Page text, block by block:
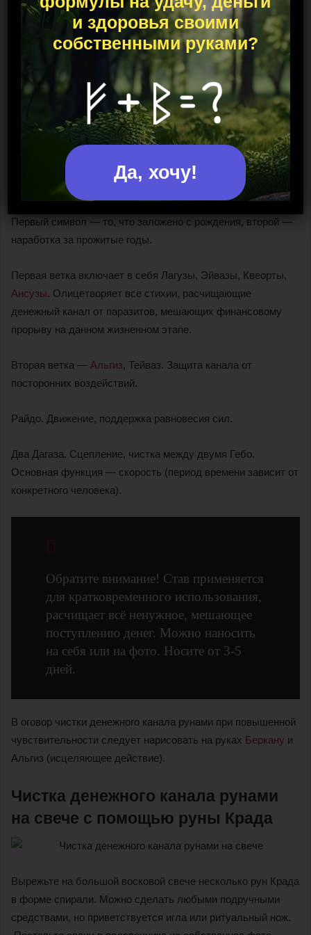
Став для расчистки денежного
Основная функция — восстановление правильного
энергообмена. Схема с подробной трактовкой приведена
Основа указанного става — две руны
. Отвечают за
воздушную стихию, правильный энергообмен с космосом.
Первый символ — то, что заложено с рождения, второй —
наработка за прожитые годы.
Первая ветка включает в себя Лагузы, Эйвазы, Квеорты,
Ансузы. Олицетворяет все стихии, расчищающие
денежный канал от паразитов, мешающих финансовому
прорыву на данном жизненном этапе.
Вторая ветка — Альгиз, Тейваз. Защита канала от
посторонних воздействий.
Райдо. Движение, поддержка равновесия сил.
Два Дагаза. Сцепление, чистка между двумя Гебо.
Основная функция — скорость (период времени зависит от
конкретного человека).
Обратите внимание! Став применяется
для кратковременного использования,
расчищает всё ненужное, мешающее
поступлению денег. Можно наносить
на себя или на фото. Носите от 3-5
дней.
В оговор чистки денежного канала рунами при повышенной
чувствительности следует нарисовать на руках Беркану и
Альгиз (исцеляющее действие).
Чистка денежного канала рунами
на свече с помощью руны Крада
Вырежьте на большой восковой свече несколько рун Крада
в форме спирали. Можно сделать любыми подручными
средствами, но приветствуется игла или ритуальный нож.
и здоровья своими
собственными руками?
Да, хочу!